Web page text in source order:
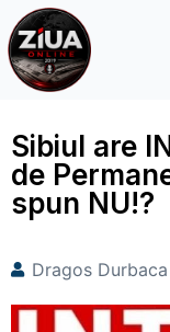
Sibiul are
de
spun NU!?
Dragos Durbaca